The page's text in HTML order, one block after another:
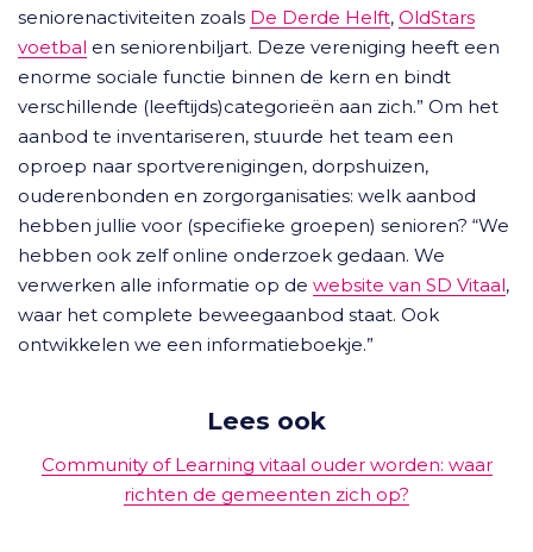
seniorenactiviteiten zoals De Derde Helft, OldStars
voetbal en seniorenbiljart. Deze vereniging heeft een
enorme sociale functie binnen de kern en bindt
verschillende (leeftijds)categorieën aan zich.” Om het
aanbod te inventariseren, stuurde het team een
oproep naar sportverenigingen, dorpshuizen,
ouderenbonden en zorgorganisaties: welk aanbod
hebben jullie voor (specifieke groepen) senioren? “We
hebben ook zelf online onderzoek gedaan. We
verwerken alle informatie op de website van SD Vitaal,
waar het complete beweegaanbod staat. Ook
ontwikkelen we een informatieboekje.”
Lees ook
Community of Learning vitaal ouder worden: waar
richten de gemeenten zich op?